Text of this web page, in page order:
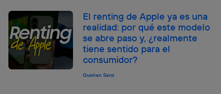
El renting de Apple ya es una
realidad: por qué este modelo
se abre paso y, ¿realmente
tiene sentido para el
consumidor?
Quelian Sanz